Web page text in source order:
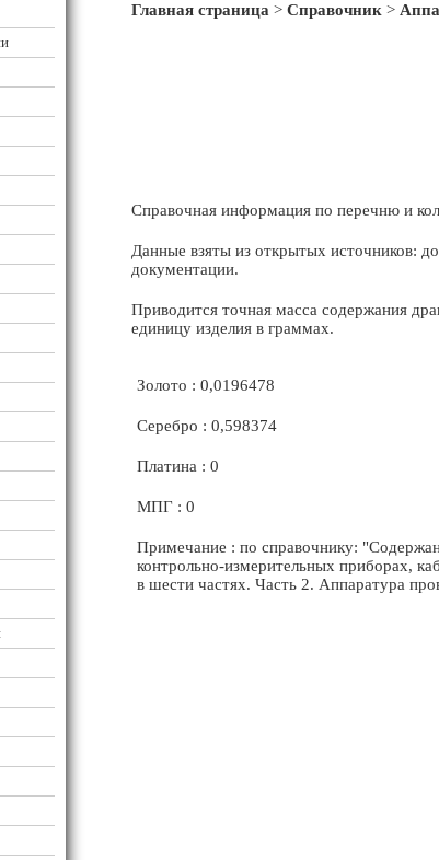
Главная страница > Справочник >
Справочная информация по перечню и
Данные взяты из открытых источников:
документации.
Приводится точная масса содержания
единицу изделия в граммах.
Золото : 0,0196478
Серебро : 0,598374
Платина : 0
МПГ : 0
Примечание : по справочнику:
контрольно-измерительных приборах,
в шести частях. Часть 2. Аппаратура